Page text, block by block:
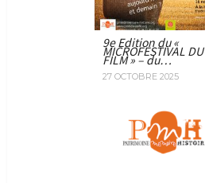
9e Edition du «
MICROFESTIVAL DU
FILM » – du…
27 OCTOBRE 2025